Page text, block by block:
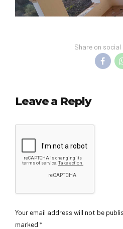
Share on
Leave a Reply
Your email address will not be
marked *